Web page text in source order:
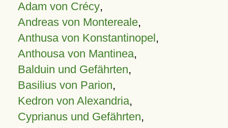
Adam von Crécy,
Andreas von Montereale,
Anthusa von Konstantinopel,
Anthousa von Mantinea,
Balduin und Gefährten,
Basilius von Parion,
Kedron von Alexandria,
Cyprianus und Gefährten,